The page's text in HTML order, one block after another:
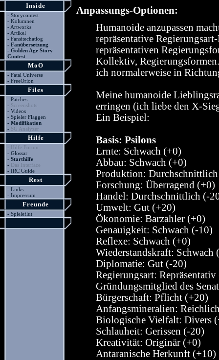
Inside
- Storycontest
- Kolumnen
- Artworks
- Artikel
- Fansitechatlog
- Fanübersetzung
- Golden Age Story
Contest
MoO
- Fatal Universe
- FreeOrion
Files
- Patches
- Screenshots
- Videos
- Spieler Flaggen
- Modifikation
- SG Analyzer
Hilfe
- Hilfe Forum
- Glossar
- Starthilfe
- Das Interface
- IRC Guide
Rest
- Links
- Impressum
Freunde
- Spieleflut
Anpassungs-Optionen:
Humanoide anzupassen
repräsentative
repräsentativen
Kollektiv,
ich normalerweise in
Meine humanoide
erringen (ich liebe den X-
Ein Beispiel:
Basis: Psilons
Ernte: Schwach (+0)
Abbau: Schwach (+0)
Produktion:
Forschung: Überragend (+0)
Handel: Durchschnittlich (-
Umwelt: Gut (+20)
Ökonomie: Barzahler (+0)
Genauigkeit: Schwach (-10)
Reflexe: Schwach (+0)
Wiederstandskraft: Schwach
Diplomatie: Gut (-20)
Regierungsart:
Gründungsmitglied des
Bürgerschaft: Pflicht (+20)
Anfangsmineralien:
Biologische Vielfalt: Divers
Schlauheit: Gerissen (-20)
Kreativität: Originär (+0)
Antaranische Herkunft (+10)